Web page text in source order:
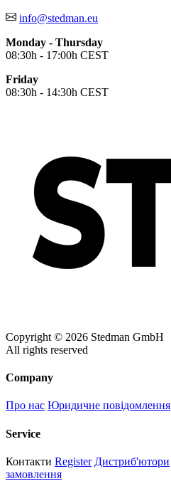
info@stedman.eu
Monday - Thursday
08:30h - 17:00h CEST
Friday
08:30h - 14:30h CEST
Copyright © 2026 Stedman GmbH
All rights reserved
Company
Про нас Юридичне повідомлення
Service
Контакти Register Дистриб'ютори
замовлення